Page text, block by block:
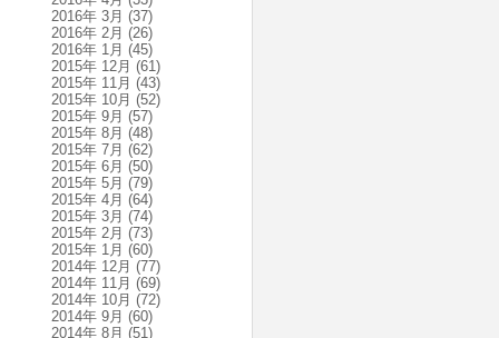
2016年 3月 (37)
2016年 2月 (26)
2016年 1月 (45)
2015年 12月 (61)
2015年 11月 (43)
2015年 10月 (52)
2015年 9月 (57)
2015年 8月 (48)
2015年 7月 (62)
2015年 6月 (50)
2015年 5月 (79)
2015年 4月 (64)
2015年 3月 (74)
2015年 2月 (73)
2015年 1月 (60)
2014年 12月 (77)
2014年 11月 (69)
2014年 10月 (72)
2014年 9月 (60)
2014年 8月 (51)